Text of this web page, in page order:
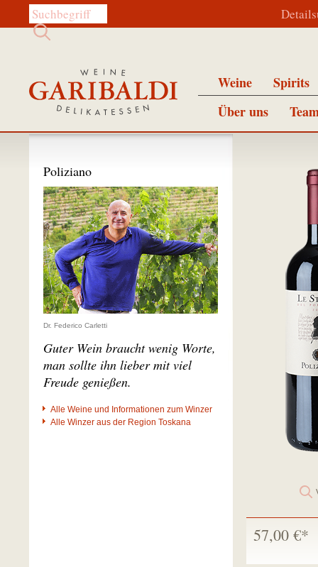
Diese Website durchsuchen:
Weine
Spirits
Über uns
57,00 €*
Poliziano
Dr. Federico Carletti
Guter Wein braucht wenig Worte,
man sollte ihn lieber mit viel
Freude genießen.
Alle Weine und Informationen zum Winzer
Alle Winzer aus der Region Toskana